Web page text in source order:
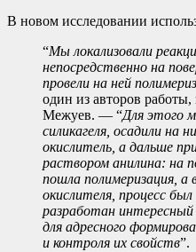
В новом исследовании
“Мы локализовали
непосредственно на
провели на ней
один из авторов
Межуев. — “Для этого
силикагеля, осадили на
окислитель, а дальше
раствором анилина: на
пошла полимеризация, а
окислителя, процесс
разработан
для адресного
и контроля их свойств”.